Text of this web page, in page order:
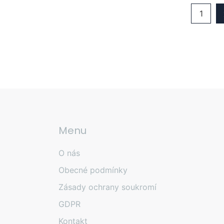
1
Menu
O nás
Obecné podmínky
Zásady ochrany soukromí
GDPR
Kontakt